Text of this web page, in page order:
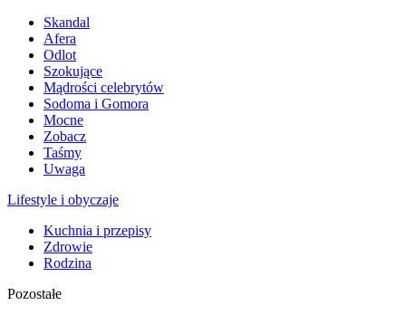
Skandal
Afera
Odlot
Szokujące
Mądrości celebrytów
Sodoma i Gomora
Mocne
Zobacz
Taśmy
Uwaga
Lifestyle i obyczaje
Kuchnia i przepisy
Zdrowie
Rodzina
Pozostałe